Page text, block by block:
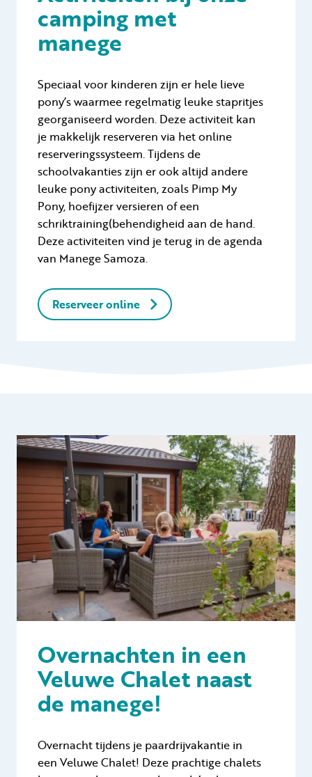
camping met
manege
Speciaal voor kinderen zijn er hele lieve
pony’s waarmee regelmatig leuke stapritjes
georganiseerd worden. Deze activiteit kan
je makkelijk reserveren via het online
reserveringssysteem. Tijdens de
schoolvakanties zijn er ook altijd andere
leuke pony activiteiten, zoals Pimp My
Pony, hoefijzer versieren of een
schriktraining(behendigheid aan de hand.
Deze activiteiten vind je terug in de agenda
van Manege Samoza.
Reserveer online
Overnachten in een
Veluwe Chalet naast
de manege!
Overnacht tijdens je paardrijvakantie in
een Veluwe Chalet! Deze prachtige chalets